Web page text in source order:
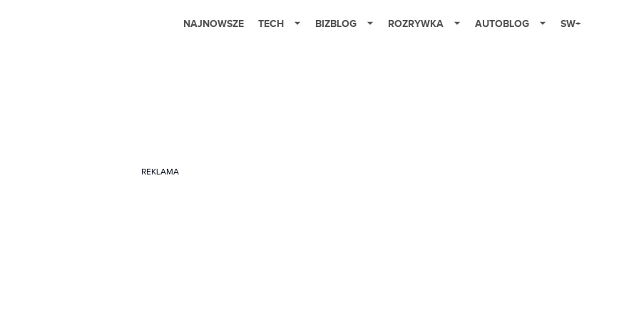
NAJNOWSZE TECH BIZBLOG ROZRYWKA AUTOBLOG SW+
REKLAMA